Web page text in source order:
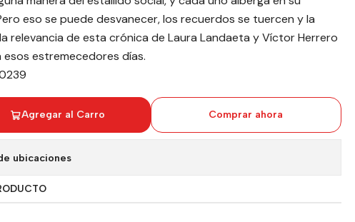
eso se puede desvanecer, los recuerdos se tuercen y la
relevancia de esta crónica de Laura Landaeta y Víctor Herrero
esos estremecedores días.
Agregar al Carro Comprar ahora
ubicaciones